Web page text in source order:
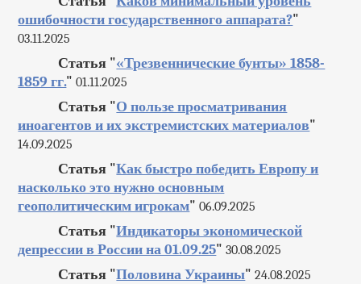
ошибочности государственного аппарата?"
03.11.2025
Статья "«Трезвеннические бунты» 1858-
1859 гг." 01.11.2025
Статья "О пользе просматривания
иноагентов и их экстремистских материалов"
14.09.2025
Статья "Как быстро победить Европу и
насколько это нужно основным
геополитическим игрокам" 06.09.2025
Статья "Индикаторы экономической
депрессии в России на 01.09.25" 30.08.2025
Статья "Половина Украины" 24.08.2025